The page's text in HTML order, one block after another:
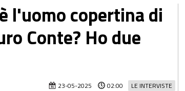
l'uomo copertina di
Conte? Ho due
LE INTERVISTE
23-05-2025 02:00